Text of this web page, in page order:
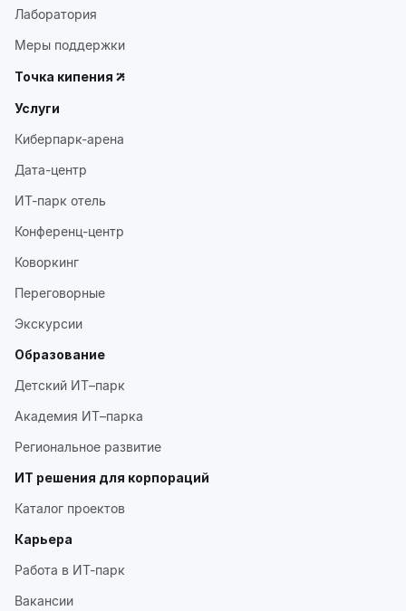
Лаборатория
Меры поддержки
Точка кипения
Услуги
Киберпарк-арена
Дата-центр
ИТ-парк отель
Конференц-центр
Коворкинг
Переговорные
Экскурсии
Образование
Детский ИТ–парк
Академия ИТ–парка
Региональное развитие
ИТ решения для корпораций
Каталог проектов
Карьера
Работа в ИТ-парк
Вакансии